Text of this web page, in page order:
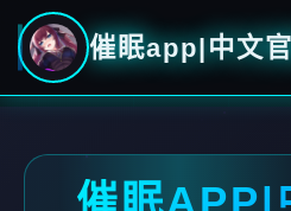
催眠app|中文
催眠APP|